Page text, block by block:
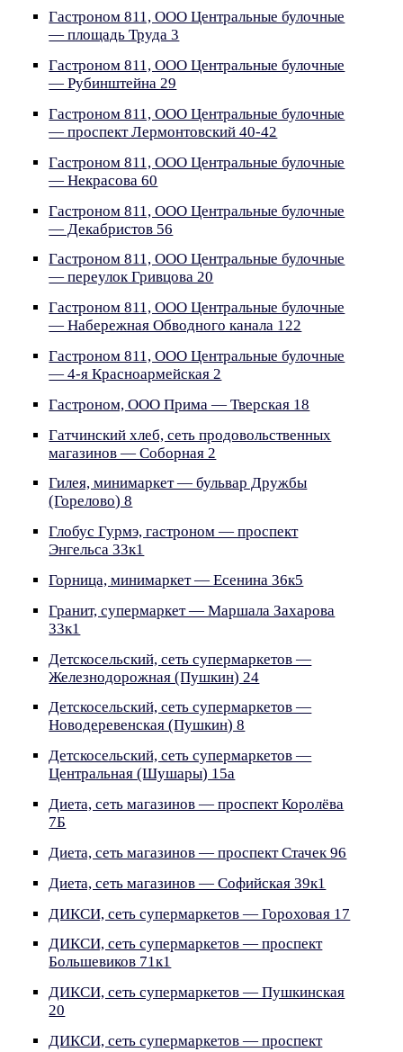
Гастроном 811, ООО Центральные булочные
— площадь Труда 3
Гастроном 811, ООО Центральные булочные
— Рубинштейна 29
Гастроном 811, ООО Центральные булочные
— проспект Лермонтовский 40-42
Гастроном 811, ООО Центральные булочные
— Некрасова 60
Гастроном 811, ООО Центральные булочные
— Декабристов 56
Гастроном 811, ООО Центральные булочные
— переулок Гривцова 20
Гастроном 811, ООО Центральные булочные
— Набережная Обводного канала 122
Гастроном 811, ООО Центральные булочные
— 4-я Красноармейская 2
Гастроном, ООО Прима — Тверская 18
Гатчинский хлеб, сеть продовольственных
магазинов — Соборная 2
Гилея, минимаркет — бульвар Дружбы
(Горелово) 8
Глобус Гурмэ, гастроном — проспект
Энгельса 33к1
Горница, минимаркет — Есенина 36к5
Гранит, супермаркет — Маршала Захарова
33к1
Детскосельский, сеть супермаркетов —
Железнодорожная (Пушкин) 24
Детскосельский, сеть супермаркетов —
Новодеревенская (Пушкин) 8
Детскосельский, сеть супермаркетов —
Центральная (Шушары) 15а
Диета, сеть магазинов — проспект Королёва
7Б
Диета, сеть магазинов — проспект Стачек 96
Диета, сеть магазинов — Софийская 39к1
ДИКСИ, сеть супермаркетов — Гороховая 17
ДИКСИ, сеть супермаркетов — проспект
Большевиков 71к1
ДИКСИ, сеть супермаркетов — Пушкинская
20
ДИКСИ, сеть супермаркетов — проспект